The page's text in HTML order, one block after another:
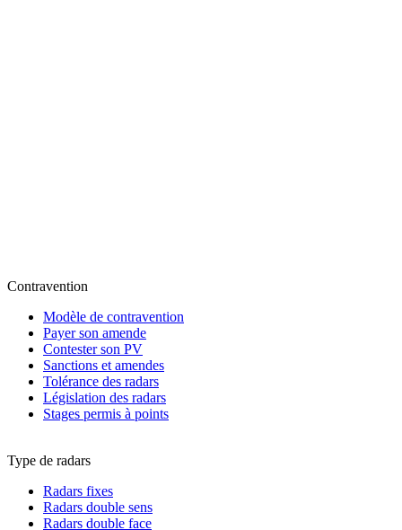
Contravention
Modèle de contravention
Payer son amende
Contester son PV
Sanctions et amendes
Tolérance des radars
Législation des radars
Stages permis à points
Type de radars
Radars fixes
Radars double sens
Radars double face